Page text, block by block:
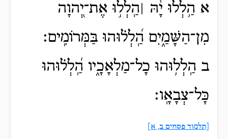
א הַ֥לְלוּ יָ֨הּ ׀הַֽלְל֣וּ אֶת־יְ֭הוָה
מִן־הַשָּׁמַ֑יִם הַֽ֝לְל֗וּהוּ בַּמְּרוֹמִֽים׃
ב הַֽלְל֥וּהוּ כָל־מַלְאָכָ֑יו הַֽ֝לְל֗וּהוּ
כָּל־צְבָאָֽו׃
[תלמוד פסחים ב, א]